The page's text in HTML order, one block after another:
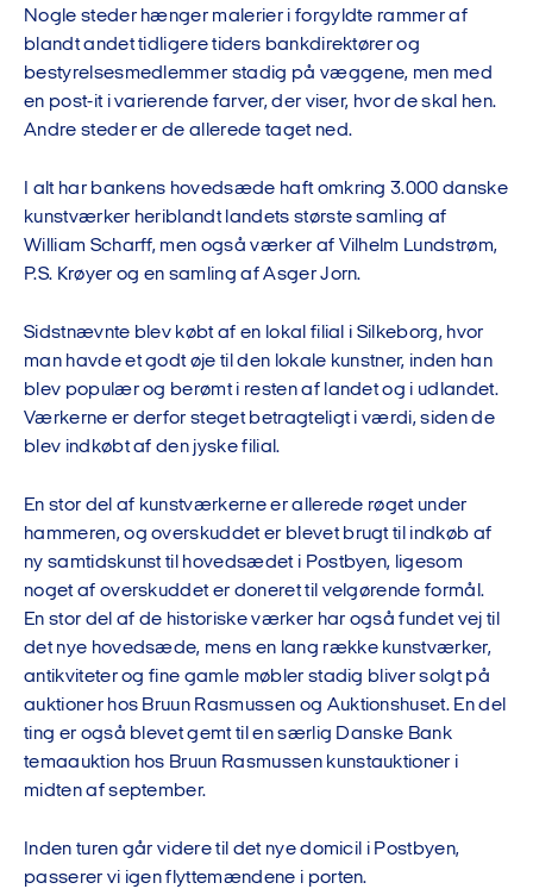
Nogle steder hænger malerier i forgyldte rammer af
blandt andet tidligere tiders bankdirektører og
bestyrelsesmedlemmer stadig på væggene, men med
en post-it i varierende farver, der viser, hvor de skal hen.
Andre steder er de allerede taget ned.
I alt har bankens hovedsæde haft omkring 3.000 danske
kunstværker heriblandt landets største samling af
William Scharff, men også værker af Vilhelm Lundstrøm,
P.S. Krøyer og en samling af Asger Jorn.
Sidstnævnte blev købt af en lokal filial i Silkeborg, hvor
man havde et godt øje til den lokale kunstner, inden han
blev populær og berømt i resten af landet og i udlandet.
Værkerne er derfor steget betragteligt i værdi, siden de
blev indkøbt af den jyske filial.
En stor del af kunstværkerne er allerede røget under
hammeren, og overskuddet er blevet brugt til indkøb af
ny samtidskunst til hovedsædet i Postbyen, ligesom
noget af overskuddet er doneret til velgørende formål.
En stor del af de historiske værker har også fundet vej til
det nye hovedsæde, mens en lang række kunstværker,
antikviteter og fine gamle møbler stadig bliver solgt på
auktioner hos Bruun Rasmussen og Auktionshuset. En del
ting er også blevet gemt til en særlig Danske Bank
temaauktion hos Bruun Rasmussen kunstauktioner i
midten af september.
Inden turen går videre til det nye domicil i Postbyen,
passerer vi igen flyttemændene i porten.